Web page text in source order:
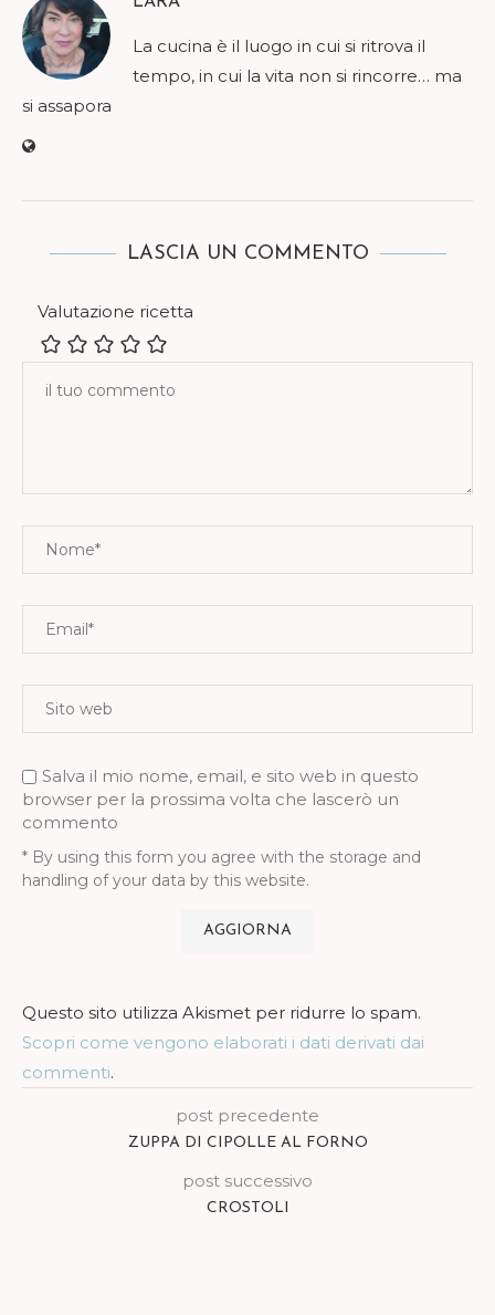
La cucina è il luogo in cui si ritrova il
tempo, in cui la vita non si rincorre… ma
si assapora
LASCIA UN COMMENTO
Valutazione ricetta
Salva il mio nome, email, e sito web in questo
browser per la prossima volta che lascerò un
commento
* By using this form you agree with the storage and
handling of your data by this website.
Questo sito utilizza Akismet per ridurre lo spam.
Scopri come vengono elaborati i dati derivati dai
commenti.
post precedente
ZUPPA DI CIPOLLE AL FORNO
post successivo
CROSTOLI